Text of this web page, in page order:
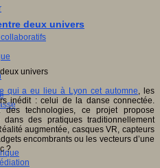
deux univers
qui a eu lieu à Lyon cet automne, les
inédit : celui de la danse connectée.
technologies, ce projet propose
des pratiques traditionnellement
augmentée, casques VR, capteurs
encombrants ou les vecteurs d’une
?